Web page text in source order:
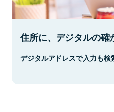
住所に、デジタルの確
デジタルアドレスで入力も検